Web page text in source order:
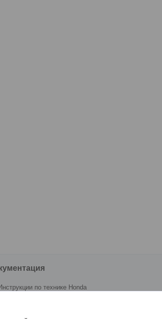
по технике Honda